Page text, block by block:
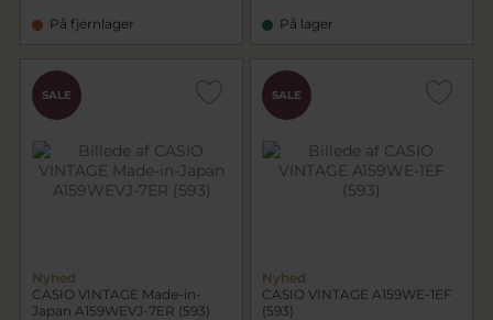
På fjernlager På lager
SALE
Nyhed
CASIO VINTAGE Made-in-
Japan A159WEVJ-7ER (593)
SALE
Nyhed
CASIO VINTAGE A159WE-1EF
(593)